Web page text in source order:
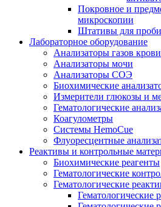
Покровное и
микроскопии
Штативы для
Лабораторное оборудование
Анализаторы газов
Анализаторы мочи
Анализаторы СОЭ
Биохимические
Измерители глюкозы и
Гематологические
Коагулометры
Системы HemoCue
Флуоресцентные
Реактивы и контрольные
Биохимические реагенты
Гематологические
Гематологические
Гематологические